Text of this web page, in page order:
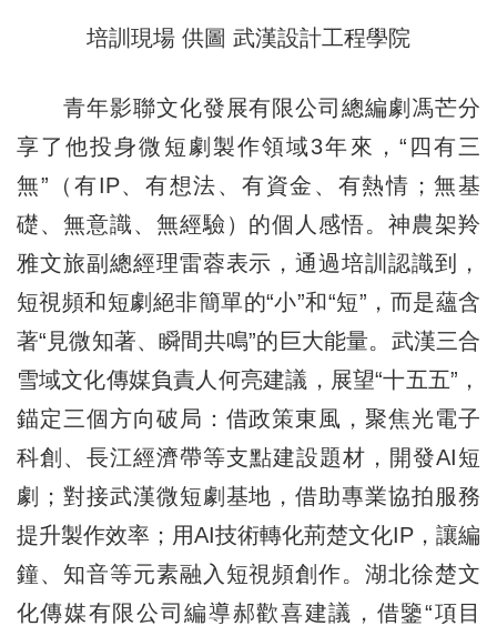
培訓現場 供圖 武漢設計工程學院
青年影聯文化發展有限公司總編劇馮芒分
享了他投身微短劇製作領域3年來，“四有三
無”（有IP、有想法、有資金、有熱情；無基
礎、無意識、無經驗）的個人感悟。神農架羚
雅文旅副總經理雷蓉表示，通過培訓認識到，
短視頻和短劇絕非簡單的“小”和“短”，而是蘊含
著“見微知著、瞬間共鳴”的巨大能量。武漢三合
雪域文化傳媒負責人何亮建議，展望“十五五”，
錨定三個方向破局：借政策東風，聚焦光電子
科創、長江經濟帶等支點建設題材，開發AI短
劇；對接武漢微短劇基地，借助專業協拍服務
提升製作效率；用AI技術轉化荊楚文化IP，讓編
鐘、知音等元素融入短視頻創作。湖北徐楚文
化傳媒有限公司編導郝歡喜建議，借鑒“項目